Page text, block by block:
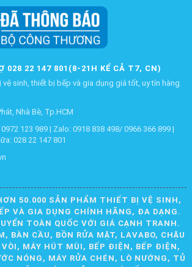
028 22 147 801(8-21H KỂ CẢ T7, CN)
vệ sinh, thiết bị bếp và gia dụng giá tốt, uy tín hàng
Nhà Bè, Tp.HCM
123 989 | Zalo: 0918 838 498/ 0966 366 899 |
028 22 147 801
50.000 SẢN PHẨM THIẾT BỊ VỆ SINH,
VÀ GIA DỤNG CHÍNH HÃNG, ĐA DẠNG.
TOÀN QUỐC VỚI GIÁ CẠNH TRANH.
BÀN CẦU, BỒN RỬA MẶT, LAVABO, CHẬU
VÒI, MÁY HÚT MÙI, BẾP ĐIỆN, BẾP ĐIỆN,
NÓNG, MÁY RỬA CHÉN, LÒ NƯỚNG, TỦ